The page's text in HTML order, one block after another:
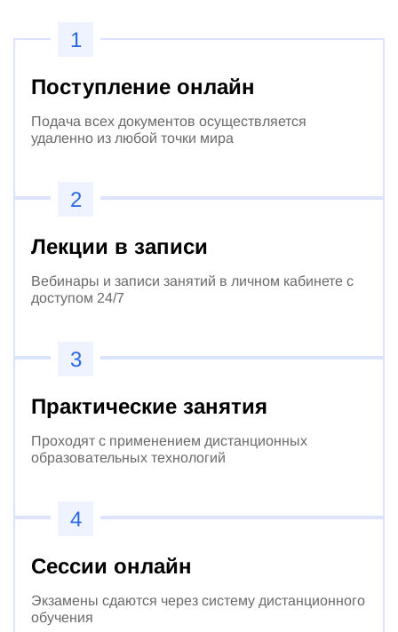
1
Поступление онлайн
Подача всех документов осуществляется
удаленно из любой точки мира
2
Лекции в записи
Вебинары и записи занятий в личном кабинете с
доступом 24/7
3
Практические занятия
Проходят с применением дистанционных
образовательных технологий
4
Сессии онлайн
Экзамены сдаются через систему дистанционного
обучения